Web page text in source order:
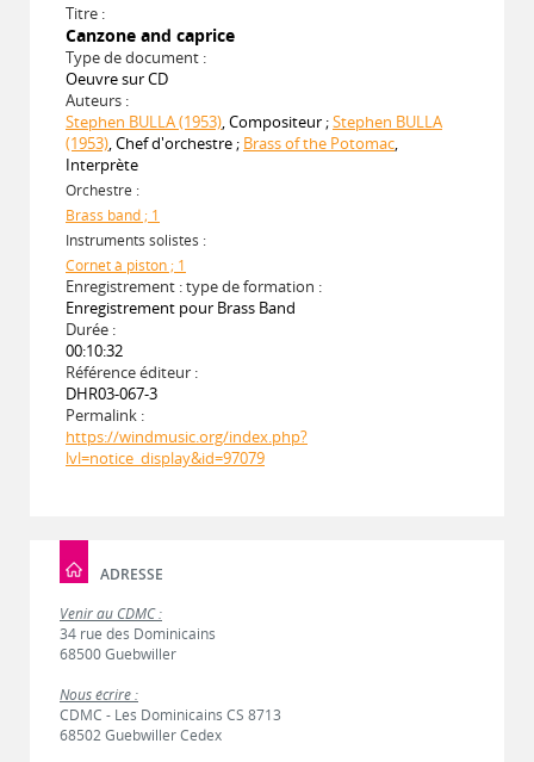
Titre :
Canzone and caprice
Type de document :
Oeuvre sur CD
Auteurs :
Stephen BULLA (1953), Compositeur ;Stephen BULLA
(1953), Chef d'orchestre ; Brass of the Potomac,
Interprète
Orchestre :
Brass band ; 1
Instruments solistes :
Cornet à piston ; 1
Enregistrement : type de formation :
Enregistrement pour Brass Band
Durée :
00:10:32
Référence éditeur :
DHR03-067-3
Permalink :
https://windmusic.org/index.php?
lvl=notice_display&id=97079
ADRESSE
Venir au CDMC :
34 rue des Dominicains
68500 Guebwiller
Nous écrire :
CDMC - Les Dominicains CS 8713
68502 Guebwiller Cedex